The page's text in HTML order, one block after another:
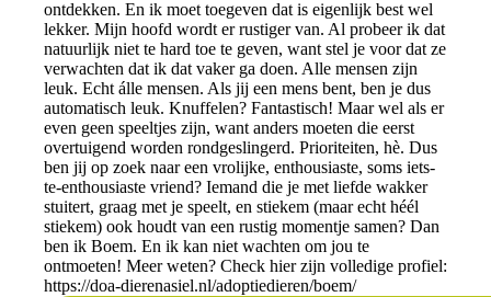
ontdekken. En ik moet toegeven dat is eigenlijk best wel
lekker. Mijn hoofd wordt er rustiger van. Al probeer ik dat
natuurlijk niet te hard toe te geven, want stel je voor dat ze
verwachten dat ik dat vaker ga doen. Alle mensen zijn
leuk. Echt álle mensen. Als jij een mens bent, ben je dus
automatisch leuk. Knuffelen? Fantastisch! Maar wel als er
even geen speeltjes zijn, want anders moeten die eerst
overtuigend worden rondgeslingerd. Prioriteiten, hè. Dus
ben jij op zoek naar een vrolijke, enthousiaste, soms iets-
te-enthousiaste vriend? Iemand die je met liefde wakker
stuitert, graag met je speelt, en stiekem (maar echt héél
stiekem) ook houdt van een rustig momentje samen? Dan
ben ik Boem. En ik kan niet wachten om jou te
ontmoeten! Meer weten? Check hier zijn volledige profiel:
https://doa-dierenasiel.nl/adoptiedieren/boem/